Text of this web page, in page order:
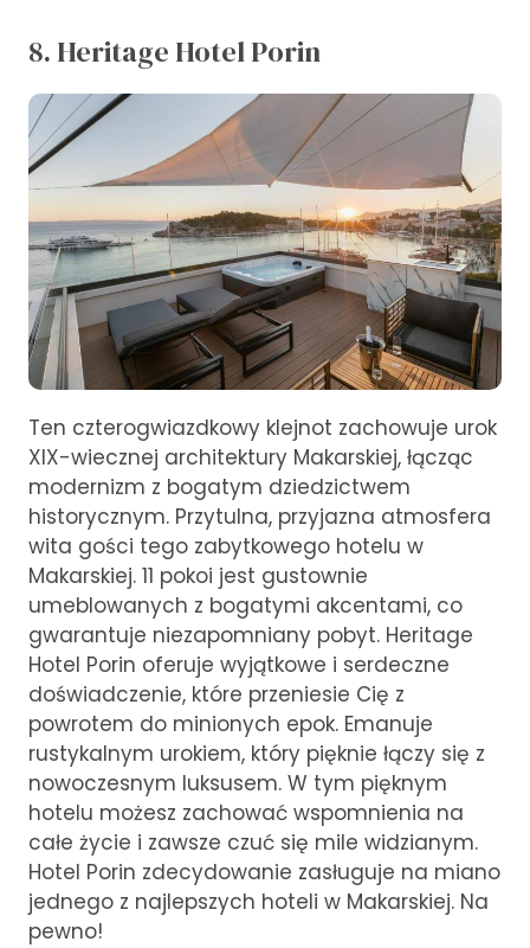
8. Heritage Hotel Porin
Ten czterogwiazdkowy klejnot zachowuje urok
XIX-wiecznej architektury Makarskiej, łącząc
modernizm z bogatym dziedzictwem
historycznym. Przytulna, przyjazna atmosfera
wita gości tego zabytkowego hotelu w
Makarskiej. 11 pokoi jest gustownie
umeblowanych z bogatymi akcentami, co
gwarantuje niezapomniany pobyt. Heritage
Hotel Porin oferuje wyjątkowe i serdeczne
doświadczenie, które przeniesie Cię z
powrotem do minionych epok. Emanuje
rustykalnym urokiem, który pięknie łączy się z
nowoczesnym luksusem. W tym pięknym
hotelu możesz zachować wspomnienia na
całe życie i zawsze czuć się mile widzianym.
Hotel Porin zdecydowanie zasługuje na miano
jednego z najlepszych hoteli w Makarskiej. Na
pewno!